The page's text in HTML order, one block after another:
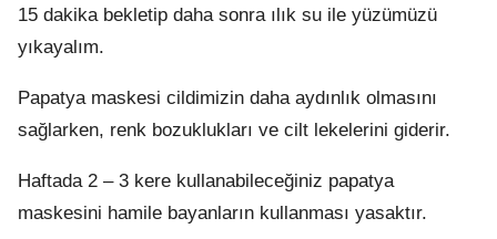
15 dakika bekletip daha sonra ılık su ile yüzümüzü
yıkayalım.
Papatya maskesi cildimizin daha aydınlık olmasını
sağlarken, renk bozuklukları ve cilt lekelerini giderir.
Haftada 2 – 3 kere kullanabileceğiniz papatya
maskesini hamile bayanların kullanması yasaktır.